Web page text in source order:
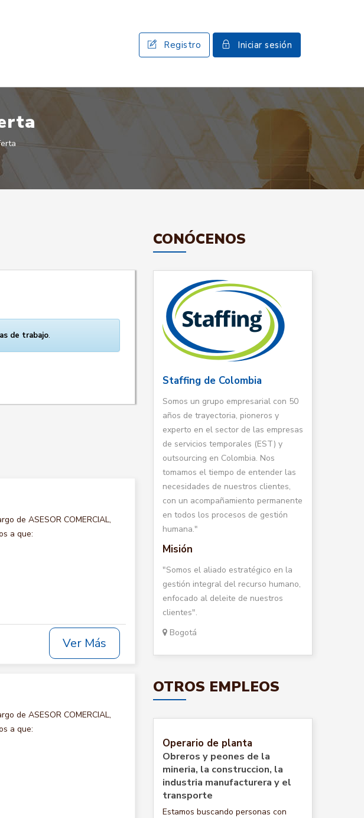
Registro Iniciar sesión
de trabajo.
de ASESOR COMERCIAL,
a que:
Ver Más
de ASESOR COMERCIAL,
a que:
CONÓCENOS
Staffing de Colombia
Somos un grupo empresarial con 50
años de trayectoria, pioneros y
experto en el sector de las empresas
de servicios temporales (EST) y
outsourcing en Colombia. Nos
tomamos el tiempo de entender las
necesidades de nuestros clientes,
con un acompañamiento permanente
en todos los procesos de gestión
humana."
Misión
"Somos el aliado estratégico en la
gestión integral del recurso humano,
enfocado al deleite de nuestros
clientes".
Bogotá
OTROS EMPLEOS
Operario de planta
Obreros y peones de la
mineria, la construccion, la
industria manufacturera y el
transporte
Estamos buscando personas con